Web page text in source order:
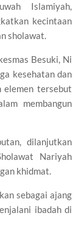
Islamiyah,
kecintaan
sholawat.
Besuki, Ni
kesehatan dan
elemen tersebut
membangun
dilanjutkan
Nariyah
khidmat.
sebagai ajang
ibadah di